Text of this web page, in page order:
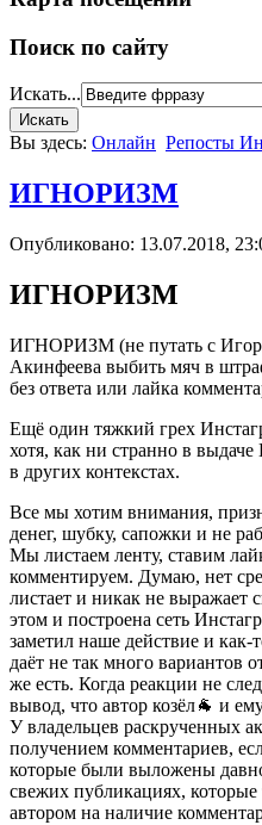
Поиск по сайту
Искать...
Вы здесь: Онлайн Репосты
ИГНОРИЗМ
Опубликовано: 13.07.2018,
ИГНОРИЗМ
ИГНОРИЗМ (не путать с
Акинфеева выбить мяч в
без ответа или лайка
Ещё один тяжкий грех
хотя, как ни странно в выдаче
в других контекстах.
Все мы хотим внимания,
денег, шубку, сапожки и не
Мы листаем ленту, ставим
комментируем. Думаю, нет
листает и никак не выражает
этом и построена сеть
заметил наше действие и как-
даёт не так много вариантов
же есть. Когда реакции не
вывод, что автор козёл🐐 и
У владельцев раскрученных
получением комментариев,
которые были выложены
свежих публикациях,
автором на наличие